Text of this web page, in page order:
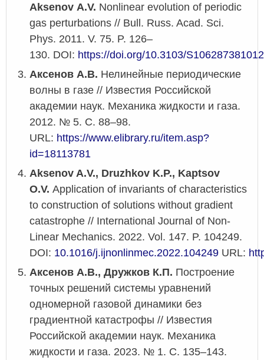
Aksenov A.V. Nonlinear evolution of periodic
gas perturbations // Bull. Russ. Acad. Sci.
Phys. 2011. V. 75. P. 126–
130. DOI: https://doi.org/10.3103/
Аксенов А.В. Нелинейные периодические
волны в газе // Известия Российской
академии наук. Механика жидкости и газа.
2012. № 5. С. 88–98.
URL: https://www.elibrary.ru/item.asp?
id=18113781
Aksenov A.V., Druzhkov K.P., Kaptsov
O.V. Application of invariants of characteristics
to construction of solutions without gradient
catastrophe // International Journal of Non-
Linear Mechanics. 2022. Vol. 147. P. 104249.
DOI: 10.1016/j.ijnonlinmec.2022.104249 URL:
Аксенов А.В., Дружков К.П. Построение
точных решений системы уравнений
одномерной газовой динамики без
градиентной катастрофы // Известия
Российской академии наук. Механика
жидкости и газа. 2023. № 1. С. 135–143.